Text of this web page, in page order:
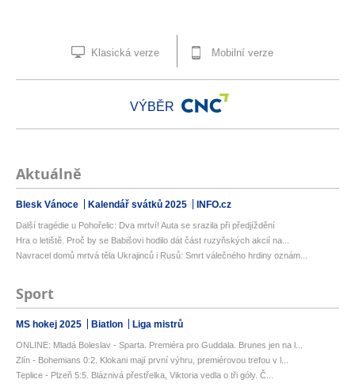
Klasická verze Mobilní verze
VÝBĚR
Aktuálně
Blesk Vánoce Kalendář svátků 2025 INFO.cz
Další tragédie u Pohořelic: Dva mrtví! Auta se srazila při předjíždění
Hra o letiště. Proč by se Babišovi hodilo dát část ruzyňských akcií na...
Navracel domů mrtvá těla Ukrajinců i Rusů: Smrt válečného hrdiny oznám...
Sport
MS hokej 2025 Biatlon Liga mistrů
ONLINE: Mladá Boleslav - Sparta. Premiéra pro Guddala. Brunes jen na l...
Zlín - Bohemians 0:2. Klokani mají první výhru, premiérovou trefou v l...
Teplice - Plzeň 5:5. Bláznivá přestřelka, Viktoria vedla o tři góly. Č...